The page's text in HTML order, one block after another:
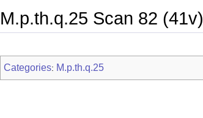
M.p.th.q.25 Scan 82 (41v)
Categories: M.p.th.q.25